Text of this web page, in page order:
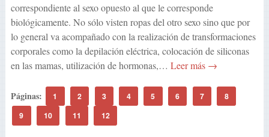
correspondiente al sexo opuesto al que le corresponde
biológicamente. No sólo visten ropas del otro sexo sino que por
lo general va acompañado con la realización de transformaciones
corporales como la depilación eléctrica, colocación de siliconas
en las mamas, utilización de hormonas,… Leer más →
Páginas: 1 2 3 4 5 6 7
8
9
10 11 12